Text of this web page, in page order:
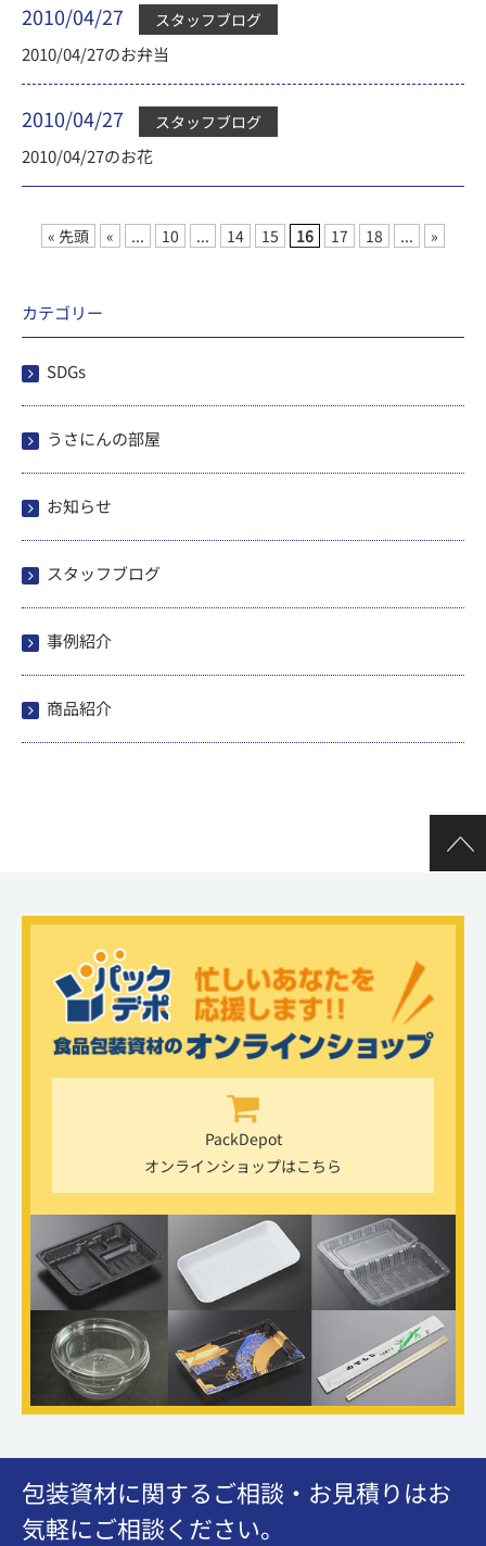
2010/04/27 スタッフブログ
2010/04/27のお弁当
2010/04/27 スタッフブログ
2010/04/27のお花
« 先頭 « ... 10 ... 14 15 16 17 18 ... »
カテゴリー
SDGs
うさにんの部屋
お知らせ
スタッフブログ
事例紹介
商品紹介
PackDepot
オンラインショップはこちら
包装資材に関するご相談・お見積りはお
気軽にご相談ください。